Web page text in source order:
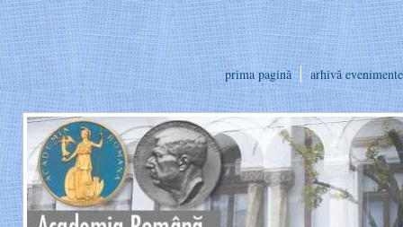
prima pagină arhivă evenimente